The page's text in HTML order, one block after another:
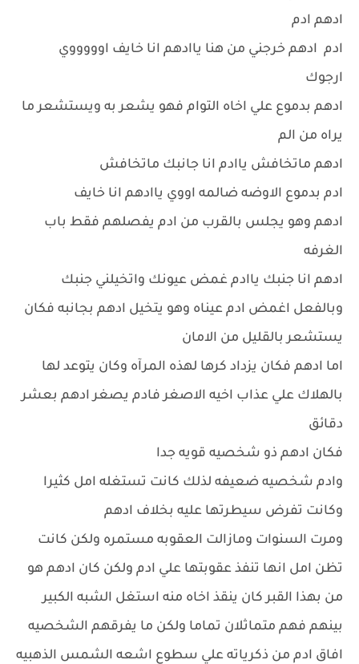
ادهم ادم
ادم ادهم خرجني من هنا ياادهم انا خايف اوووووي
ارجوك
ادهم بدموع علي اخاه التوام فهو يشعر به ويستشعر ما
يراه من الم
ادهم ماتخافش ياادم انا جانبك ماتخافش
ادم بدموع الاوضه ضالمه اووي ياادهم انا خايف
ادهم وهو يجلس بالقرب من ادم يفصلهم فقط باب
الغرفه
ادهم انا جنبك ياادم غمض عيونك واتخيلني جنبك
وبالفعل اغمض ادم عيناه وهو يتخيل ادهم بجانبه فكان
يستشعر بالقليل من الامان
اما ادهم فكان يزداد كرها لهذه المرآه وكان يتوعد لها
بالهلاك علي عذاب اخيه الاصغر فادم يصغر ادهم بعشر
دقائق
فكان ادهم ذو شخصيه قويه جدا
وادم شخصيه ضعيفه لذلك كانت تستغله امل كثيرا
وكانت تفرض سيطرتها عليه بخلاف ادهم
ومرت السنوات ومازالت العقوبه مستمره ولكن كانت
تظن امل انها تنفذ عقوبتها علي ادم ولكن كان ادهم هو
من بهذا القبر كان ينقذ اخاه منه استغل الشبه الكبير
بينهم فهم متماثلان تماما ولكن ما يفرقهم الشخصيه
افاق ادم من ذكرياته علي سطوع اشعه الشمس الذهبيه